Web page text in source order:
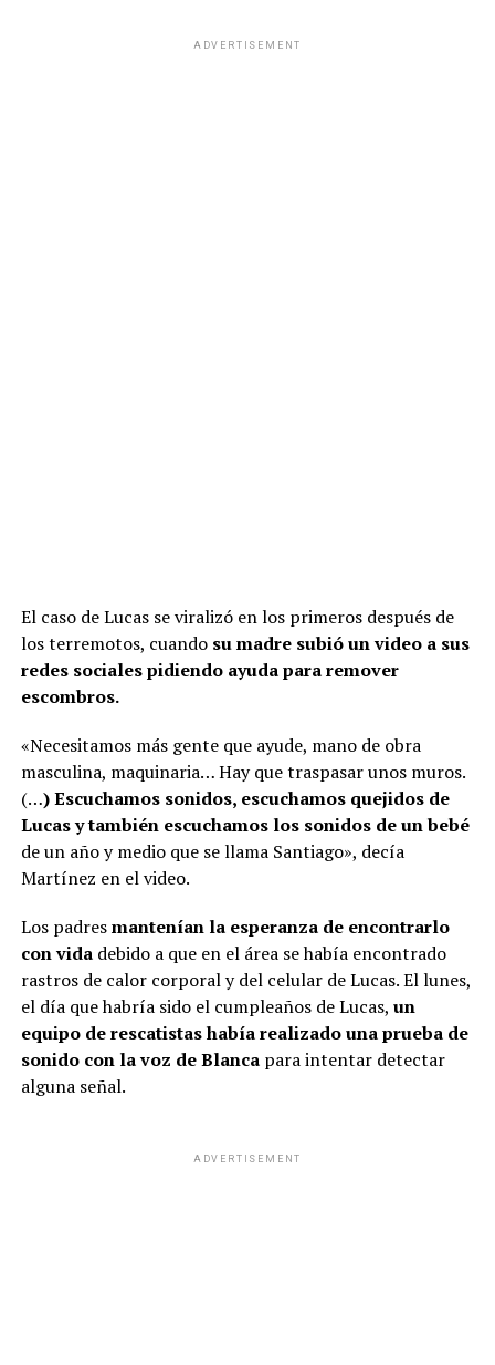
ADVERTISEMENT
El caso de Lucas se viralizó en los primeros después de
los terremotos, cuando su madre subió un video a sus
redes sociales pidiendo ayuda para remover
escombros.
«Necesitamos más gente que ayude, mano de obra
masculina, maquinaria… Hay que traspasar unos muros.
(…) Escuchamos sonidos, escuchamos quejidos de
Lucas y también escuchamos los sonidos de un bebé
de un año y medio que se llama Santiago», decía
Martínez en el video.
Los padresmantenían la esperanza de encontrarlo
con vida debido a que en el área se había encontrado
rastros de calor corporal y del celular de Lucas. El lunes,
el día que habría sido el cumpleaños de Lucas, un
equipo de rescatistas había realizado una prueba de
sonido con la voz de Blanca para intentar detectar
alguna señal.
ADVERTISEMENT